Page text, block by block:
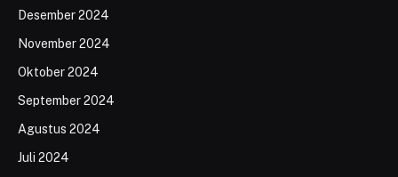
Desember 2024
November 2024
Oktober 2024
September 2024
Agustus 2024
Juli 2024